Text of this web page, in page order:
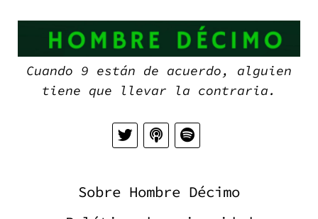
Cuando 9 están de acuerdo, alguien
tiene que llevar la contraria.
Sobre Hombre Décimo